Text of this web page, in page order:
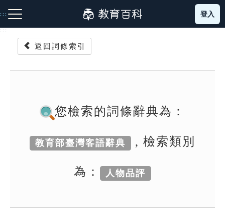
到
主
:::
成語故事
登入
:::
返回詞條索引
您檢索的詞條辭典為：
教育部臺灣客語辭典 , 檢索類別
為： 人物品評